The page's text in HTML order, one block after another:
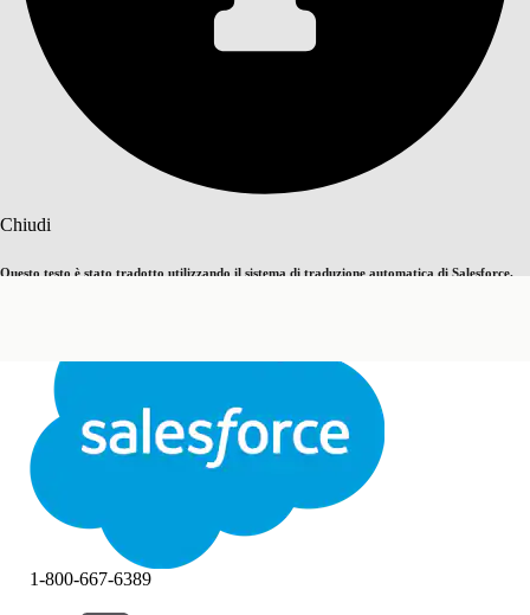
Chiudi
Questo testo è stato tradotto utilizzando il sistema di traduzione automatica di Salesforce.
Chiudi Chiudi
1-800-667-6389